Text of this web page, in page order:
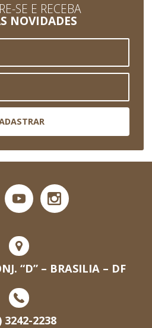
SE E RECEBA
NOVIDADES
“D” – BRASILIA – DF
3242-2238